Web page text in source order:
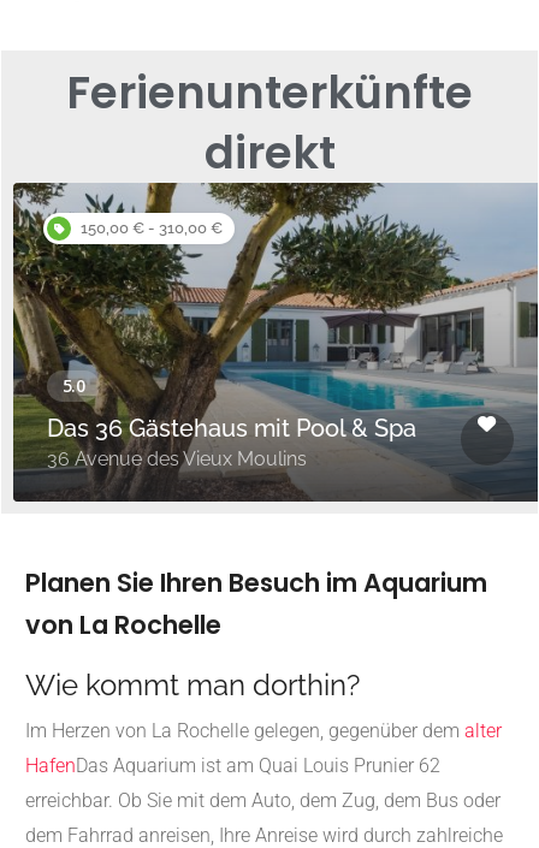
Ferienunterkünfte
direkt
150,00 € - 310,00 €
Das 36 Gästehaus mit Pool & Spa
36 Avenue des Vieux Moulins
Planen Sie Ihren Besuch im Aquarium
von La Rochelle
Wie kommt man dorthin?
Im Herzen von La Rochelle gelegen, gegenüber dem alter
HafenDas Aquarium ist am Quai Louis Prunier 62
erreichbar. Ob Sie mit dem Auto, dem Zug, dem Bus oder
dem Fahrrad anreisen, Ihre Anreise wird durch zahlreiche